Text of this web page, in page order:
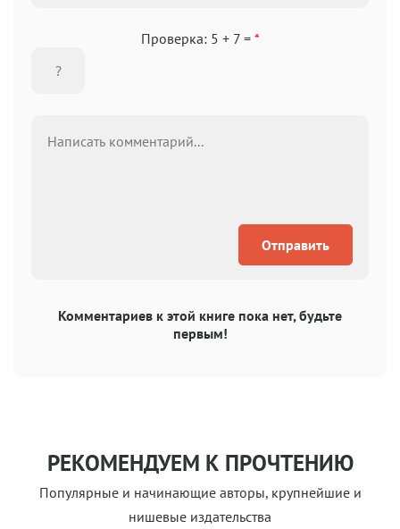
Проверка: 5 + 7 = *
Отправить
Комментариев к этой книге пока нет, будьте
первым!
РЕКОМЕНДУЕМ К ПРОЧТЕНИЮ
Популярные и начинающие авторы, крупнейшие и
нишевые издательства